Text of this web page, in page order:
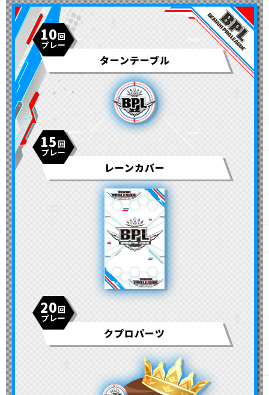
10
ターンテーブル
15
レーンカバー
20
クプロパーツ